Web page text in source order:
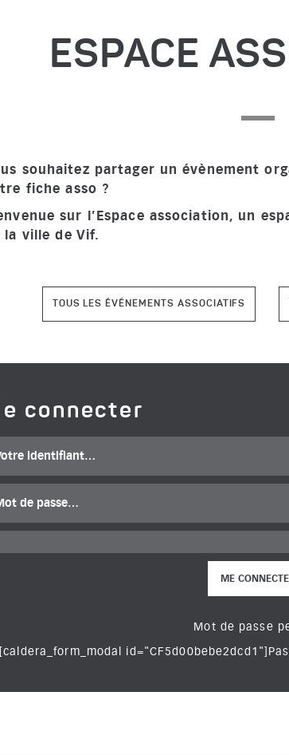
ESPACE
souhaitez partager un évènement
fiche asso ?
sur l’Espace association, un
la ville de Vif.
TOUS LES ÉVÉNEMENTS ASSOCIATIFS
connecter
ME
Mot de passe
[caldera_form_modal